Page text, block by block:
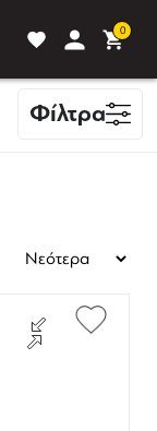
0
Φίλτρα